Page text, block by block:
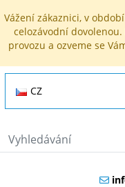
Vážení zákaznici, v
celozávodní
provozu a ozveme se
CZ